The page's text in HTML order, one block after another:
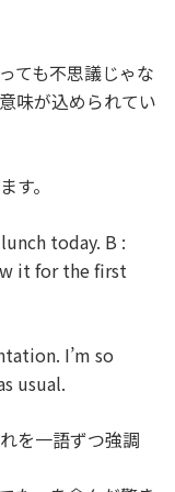
ても不思議じゃな
味が込められてい
す。
today. B :
it for the first
I’m so
usual.
を一語ずつ強調